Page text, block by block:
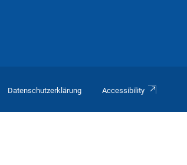
Datenschutzerklärung Accessibility